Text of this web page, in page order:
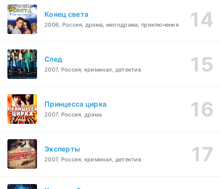
Конец света
2006, Россия, драма, мелодрама, приключения
След
2007, Россия, криминал, детектив
Принцесса цирка
2007, Россия, драма
Эксперты
2007, Россия, криминал, детектив